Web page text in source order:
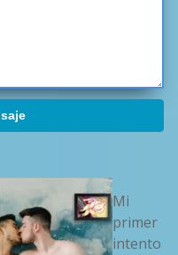
Mi
primer
intento